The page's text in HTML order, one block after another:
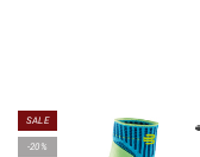
SALE
-20%